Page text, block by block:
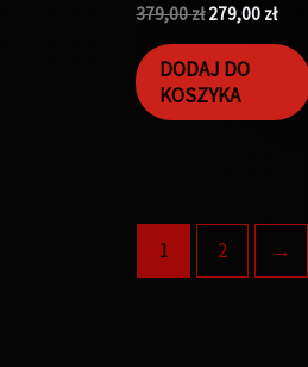
Oceniono
na
5
379,00zł279,00 zł
DODAJ DO
KOSZYKA
1 2 →